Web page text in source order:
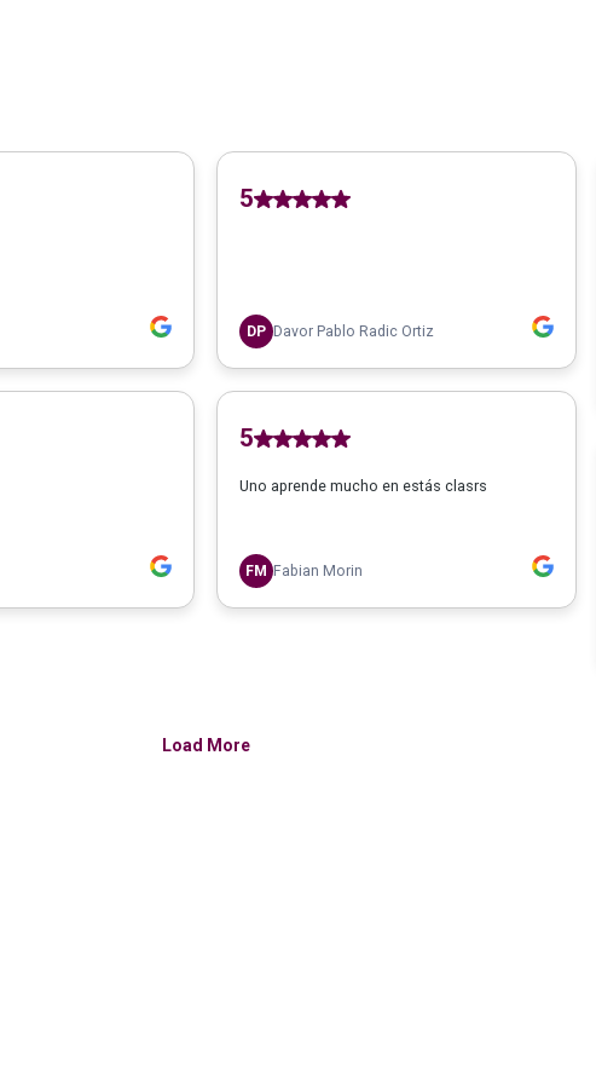
5
DP Davor Pablo Radic Ortiz
5
Uno aprende mucho en estás clasrs
FM Fabian Morin
Load More